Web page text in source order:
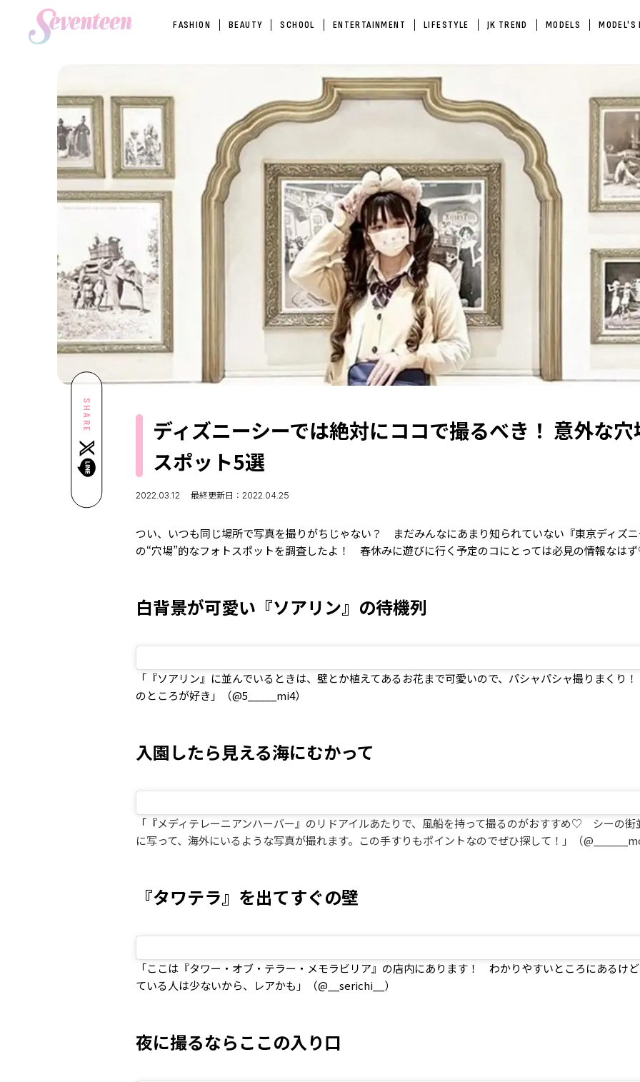
FASHION BEAUTY SCHOOL ENTERTAINMENT LIFESTYLE JK TREND MODELS MODEL'S
SHARE
ディズニーシーでは絶対にココで撮るべき！ 意外な穴
スポット5選
2022.03.12 最終更新日：2022.04.25
つい、いつも同じ場所で写真を撮りがちじゃない？ まだみんなにあまり知られていない『東京ディズニ
の“穴場”的なフォトスポットを調査したよ！ 春休みに遊びに行く予定のコにとっては必見の情報なは
白背景が可愛い『ソアリン』の待機列
「『ソアリン』に並んでいるときは、壁とか植えてあるお花まで可愛いので、パシャパシャ撮りまくり
のところが好き」（@5_____mi4）
入園したら見える海にむかって
「『メディテレーニアンハーバー』のリドアイルあたりで、風船を持って撮るのがおすすめ♡ シーの街
に写って、海外にいるような写真が撮れます。この手すりもポイントなのでぜひ探して！」（
『タワテラ』を出てすぐの壁
「ここは『タワー・オブ・テラー・メモラビリア』の店内にあります！ わかりやすいところにあるけ
ている人は少ないから、レアかも」（@__serichi__）
夜に撮るならここの入り口